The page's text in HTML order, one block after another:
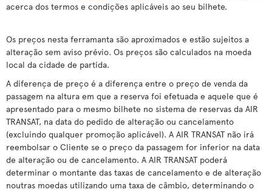
acerca dos termos e condições aplicáveis ao seu bilhete.
Os preços nesta ferramanta são aproximados e estão sujeitos a
alteração sem aviso prévio. Os preços são calculados na moeda
local da cidade de partida.
A diferença de preço é a diferença entre o preço de venda da
passagem na altura em que a reserva foi efetuada e aquele que é
apresentado para o mesmo bilhete no sistema de reservas da AIR
TRANSAT, na data do pedido de alteração ou cancelamento
(excluindo qualquer promoção aplicável). A AIR TRANSAT não irá
reembolsar o Cliente se o preço da passagem for inferior na data
de alteração ou de cancelamento. A AIR TRANSAT poderá
determinar o montante das taxas de cancelamento e de alteração
noutras moedas utilizando uma taxa de câmbio, determinando o